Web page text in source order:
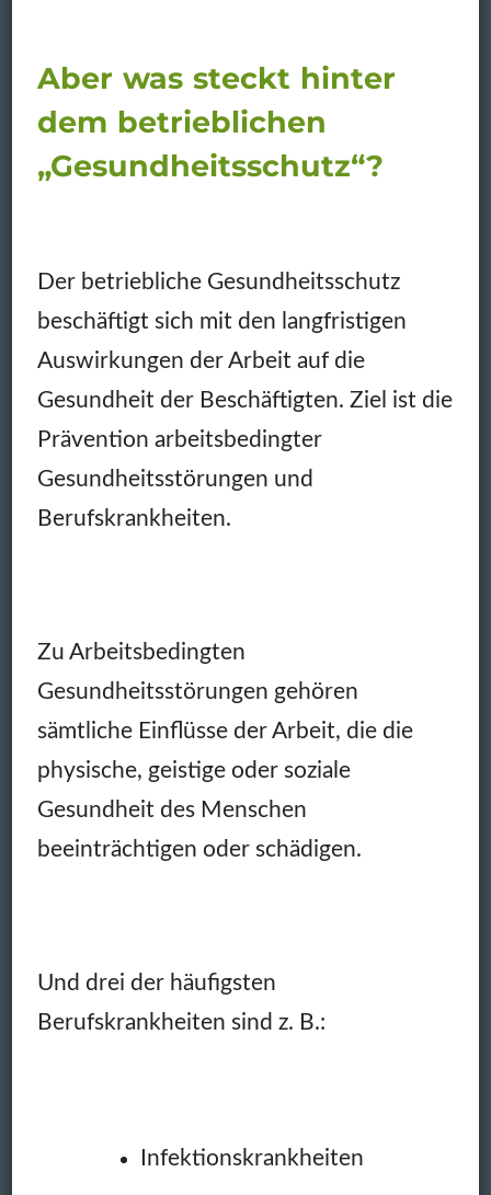
Aber was steckt hinter
dem betrieblichen
„Gesundheitsschutz“?
Der betriebliche Gesundheitsschutz
beschäftigt sich mit den langfristigen
Auswirkungen der Arbeit auf die
Gesundheit der Beschäftigten. Ziel ist die
Prävention arbeitsbedingter
Gesundheitsstörungen und
Berufskrankheiten.
Zu Arbeitsbedingten
Gesundheitsstörungen gehören
sämtliche Einflüsse der Arbeit, die die
physische, geistige oder soziale
Gesundheit des Menschen
beeinträchtigen oder schädigen.
Und drei der häufigsten
Berufskrankheiten sind z. B.:
Infektionskrankheiten